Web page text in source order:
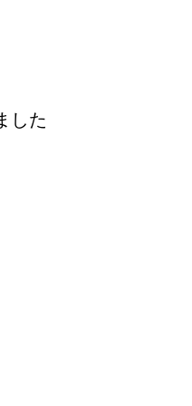
した